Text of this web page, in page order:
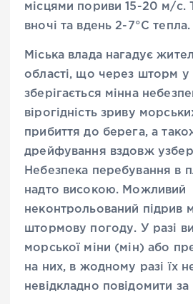
місцями пориви 15-20 м/с.
вночі та вдень 2-7°С тепла.
Міська влада нагадує
області, що через шторм
зберігається мінна
вірогідність зриву
прибиття до берега, а
дрейфування вздовж
Небезпека перебування в
надто високою. Можливий
неконтрольований підрив
штормову погоду. У разі
морської міни (мін) або
на них, в жодному разі їх
невідкладно повідомити